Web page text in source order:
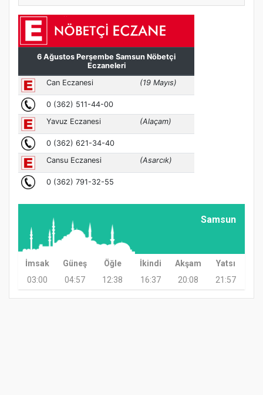
Samsun
İmsak Güneş Öğle İkindi Akşam
Yatsı
03:00
04:57 12:38 16:37 20:08 21:57